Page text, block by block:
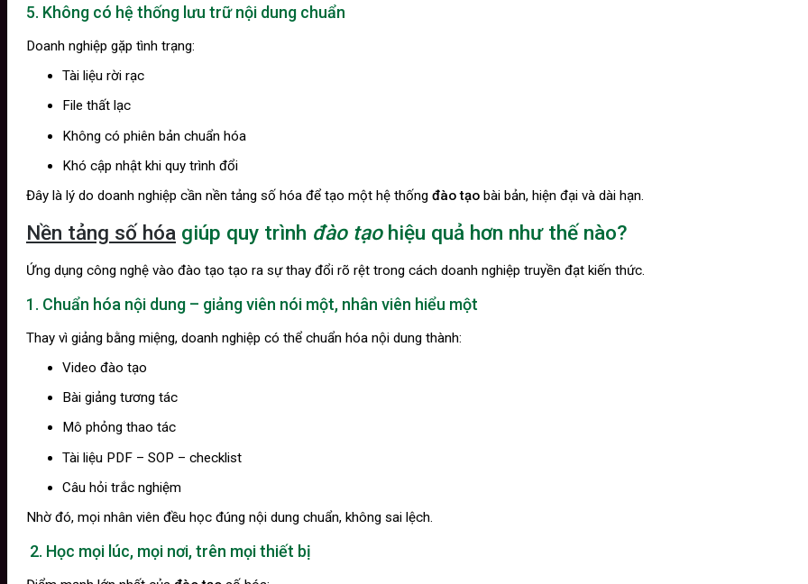
5. Không có hệ thống lưu trữ nội dung chuẩn
Doanh nghiệp gặp tình trạng:
Tài liệu rời rạc
File thất lạc
Không có phiên bản chuẩn hóa
Khó cập nhật khi quy trình đổi
Đây là lý do doanh nghiệp cần nền tảng số hóa để tạo một hệ thống đào tạo bài bản, hiện đại và dài hạn.
Nền tảng số hóa giúp quy trình đào tạohiệu quả hơn như thế nào?
Ứng dụng công nghệ vào đào tạo tạo ra sự thay đổi rõ rệt trong cách doanh nghiệp truyền đạt kiến thức.
1. Chuẩn hóa nội dung – giảng viên nói một, nhân viên hiểu một
Thay vì giảng bằng miệng, doanh nghiệp có thể chuẩn hóa nội dung thành:
Video đào tạo
Bài giảng tương tác
Mô phỏng thao tác
Tài liệu PDF – SOP – checklist
Câu hỏi trắc nghiệm
Nhờ đó, mọi nhân viên đều học đúng nội dung chuẩn, không sai lệch.
2. Học mọi lúc, mọi nơi, trên mọi thiết bị